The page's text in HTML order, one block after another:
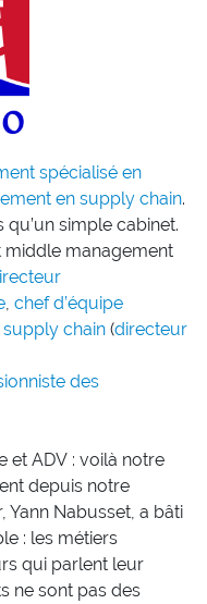
spécialisé en
en supply chain.
simple cabinet.
management
, chef d’équipe
supply chain (directeur
des
et ADV : voilà notre
depuis notre
Yann Nabusset, a bâti
: les métiers
qui parlent leur
ne sont pas des